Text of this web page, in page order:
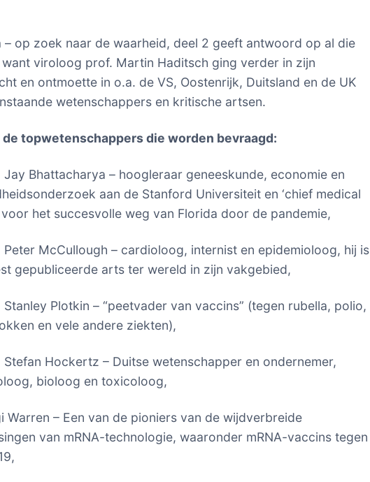
– op zoek naar de waarheid, deel 2 geeft antwoord op al die
viroloog prof. Martin Haditsch ging verder in zijn
en ontmoette in o.a. de VS, Oostenrijk, Duitsland en de UK
wetenschappers en kritische artsen.
de topwetenschappers die worden bevraagd:
Jay Bhattacharya – hoogleraar geneeskunde, economie en
aan de Stanford Universiteit en ‘chief medical
voor het succesvolle weg van Florida door de pandemie,
Peter McCullough – cardioloog, internist en epidemioloog, hij is
gepubliceerde arts ter wereld in zijn vakgebied,
Plotkin – “peetvader van vaccins” (tegen rubella, polio,
en vele andere ziekten),
Stefan Hockertz – Duitse wetenschapper en ondernemer,
bioloog en toxicoloog,
Warren – Een van de pioniers van de wijdverbreide
van mRNA-technologie, waaronder mRNA-vaccins tegen